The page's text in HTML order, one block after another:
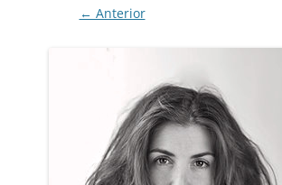
← Anterior